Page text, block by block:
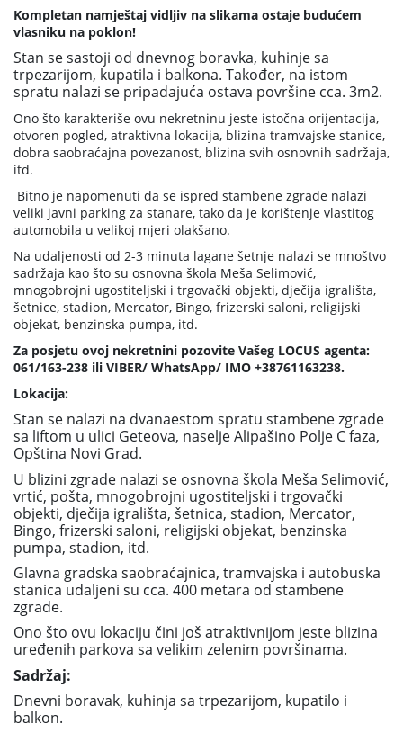
Kompletan namještaj vidljiv na slikama ostaje budućem
vlasniku na poklon!
Stan se sastoji od dnevnog boravka, kuhinje sa
trpezarijom, kupatila i balkona. Također, na istom
spratu nalazi se pripadajuća ostava površine cca. 3m2.
Ono što karakteriše ovu nekretninu jeste istočna orijentacija,
otvoren pogled, atraktivna lokacija, blizina tramvajske stanice,
dobra saobraćajna povezanost, blizina svih osnovnih sadržaja,
itd.
Bitno je napomenuti da se ispred stambene zgrade nalazi
veliki javni parking za stanare, tako da je korištenje vlastitog
automobila u velikoj mjeri olakšano.
Na udaljenosti od 2-3 minuta lagane šetnje nalazi se mnoštvo
sadržaja kao što su osnovna škola Meša Selimović,
mnogobrojni ugostiteljski i trgovački objekti, dječija igrališta,
šetnice, stadion, Mercator, Bingo, frizerski saloni, religijski
objekat, benzinska pumpa, itd.
Za posjetu ovoj nekretnini pozovite Vašeg LOCUS agenta:
061/163-238 ili VIBER/ WhatsApp/ IMO +38761163238.
Lokacija:
Stan se nalazi na dvanaestom spratu stambene zgrade
sa liftom u ulici Geteova, naselje Alipašino Polje C faza,
Opština Novi Grad.
U blizini zgrade nalazi se osnovna škola Meša Selimović,
vrtić, pošta, mnogobrojni ugostiteljski i trgovački
objekti, dječija igrališta, šetnica, stadion, Mercator,
Bingo, frizerski saloni, religijski objekat, benzinska
pumpa, stadion, itd.
Glavna gradska saobraćajnica, tramvajska i autobuska
stanica udaljeni su cca. 400 metara od stambene
zgrade.
Ono što ovu lokaciju čini još atraktivnijom jeste blizina
uređenih parkova sa velikim zelenim površinama.
Sadržaj:
Dnevni boravak, kuhinja sa trpezarijom, kupatilo i
balkon.